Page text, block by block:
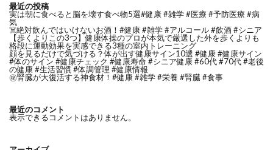
最近の投稿
実は朝に食べると脳を壊す食べ物5選#健康 #雑学 #医療 #予防医療 #病
気
☠️絶対飲んではいけないお酒！#健康 #雑学 #アルコール #飲酒 #シニア
【歩くよりこの3つ】健康体操のプロが本気で厳選した外を歩くよりも
格段に運動効果を実感できる3種の室内トレーニング
顔を見るだけで気づける？体が出す健康サイン10選 #健康 #健康サイン
#体のサイン #健康チェック #健康寿命 #シニア健康 #60代 #70代 #老後
の健康 #生活習慣 #体調管理 #健康情報
㊙️腎臓が大復活する神食材！#健康 #雑学 #栄養 #腎臓 #食事
最近のコメント
表示できるコメントはありません。